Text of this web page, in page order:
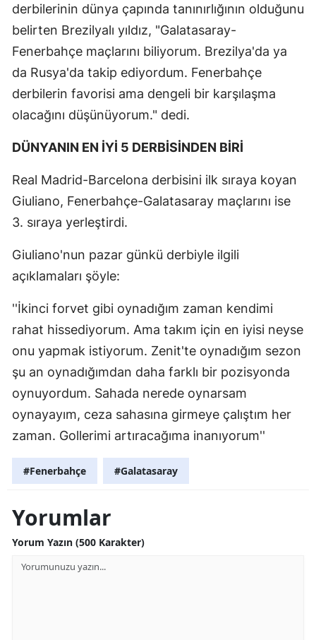
derbilerinin dünya çapında tanınırlığının olduğunu
belirten Brezilyalı yıldız, "Galatasaray-
Fenerbahçe maçlarını biliyorum. Brezilya'da ya
da Rusya'da takip ediyordum. Fenerbahçe
derbilerin favorisi ama dengeli bir karşılaşma
olacağını düşünüyorum." dedi.
DÜNYANIN EN İYİ 5 DERBİSİNDEN BİRİ
Real Madrid-Barcelona derbisini ilk sıraya koyan
Giuliano, Fenerbahçe-Galatasaray maçlarını ise
3. sıraya yerleştirdi.
Giuliano'nun pazar günkü derbiyle ilgili
açıklamaları şöyle:
''İkinci forvet gibi oynadığım zaman kendimi
rahat hissediyorum. Ama takım için en iyisi neyse
onu yapmak istiyorum. Zenit'te oynadığım sezon
şu an oynadığımdan daha farklı bir pozisyonda
oynuyordum. Sahada nerede oynarsam
oynayayım, ceza sahasına girmeye çalıştım her
zaman. Gollerimi artıracağıma inanıyorum''
#Fenerbahçe #Galatasaray
Yorumlar
Yorum Yazın (500 Karakter)